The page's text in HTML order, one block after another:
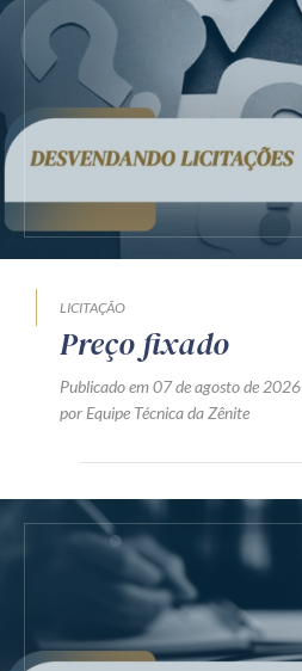
LICITAÇÃO
Preço fixado
Publicado em 07 de agosto de 2026
por Equipe Técnica da Zênite